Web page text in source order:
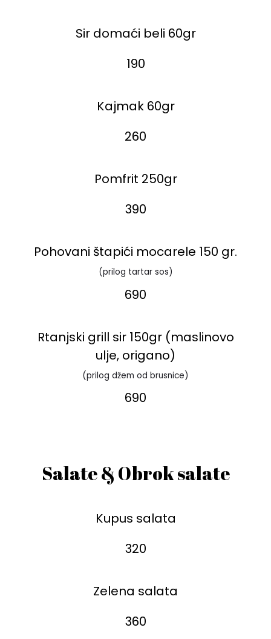
Sir domaći beli 60gr
190
Kajmak 60gr
260
Pomfrit 250gr
390
Pohovani štapići mocarele 150 gr.
(prilog tartar sos)
690
Rtanjski grill sir 150gr (maslinovo
ulje, origano)
(prilog džem od brusnice)
690
Salate & Obrok salate
Kupus salata
320
Zelena salata
360